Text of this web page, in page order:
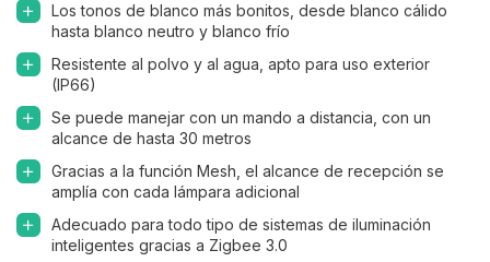
Los tonos de blanco más bonitos, desde blanco cálido
hasta blanco neutro y blanco frío
Resistente al polvo y al agua, apto para uso exterior
(IP66)
Se puede manejar con un mando a distancia, con un
alcance de hasta 30 metros
Gracias a la función Mesh, el alcance de recepción se
amplía con cada lámpara adicional
Adecuado para todo tipo de sistemas de iluminación
inteligentes gracias a Zigbee 3.0